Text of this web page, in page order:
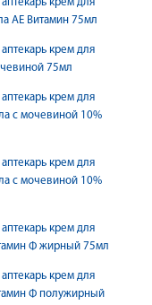
АЕ Витамин 75мл
крем для
75мл
крем для
с мочевиной 10%
крем для
с мочевиной 10%
крем для
Ф жирный 75мл
крем для
Ф полужирный